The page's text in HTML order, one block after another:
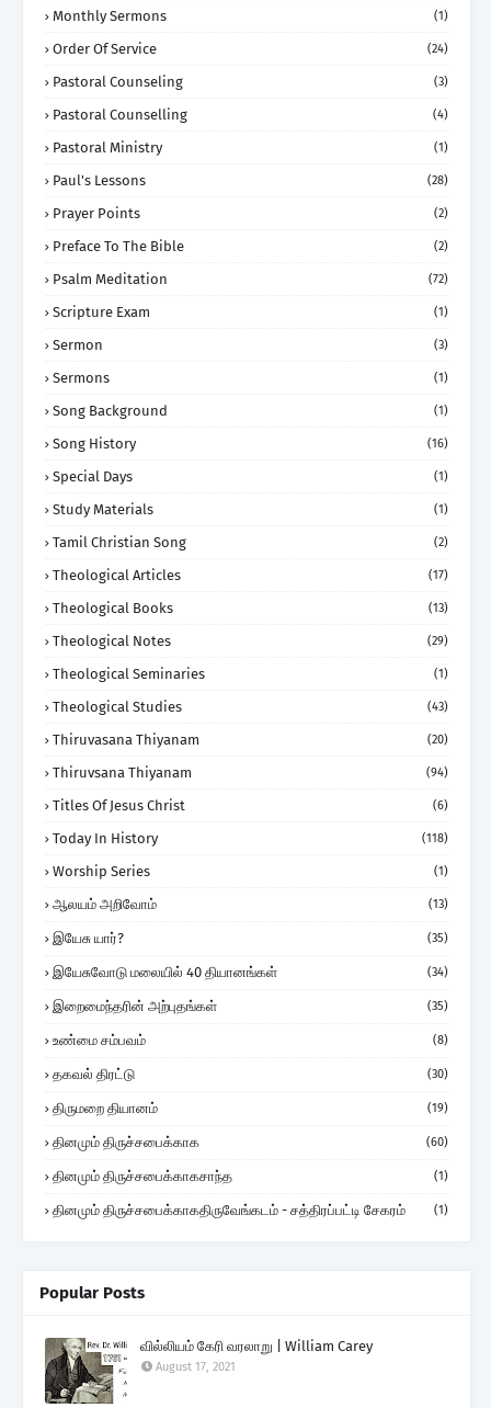
Monthly Sermons (1)
Order Of Service (24)
Pastoral Counseling (3)
Pastoral Counselling (4)
Pastoral Ministry (1)
Paul's Lessons (28)
Prayer Points (2)
Preface To The Bible (2)
Psalm Meditation (72)
Scripture Exam (1)
Sermon (3)
Sermons (1)
Song Background (1)
Song History (16)
Special Days (1)
Study Materials (1)
Tamil Christian Song (2)
Theological Articles (17)
Theological Books (13)
Theological Notes (29)
Theological Seminaries (1)
Theological Studies (43)
Thiruvasana Thiyanam (20)
Thiruvsana Thiyanam (94)
Titles Of Jesus Christ (6)
Today In History (118)
Worship Series (1)
ஆலயம் அறிவோம் (13)
இயேசு யார்? (35)
இயேசுவோடு மலையில் 40 தியானங்கள் (34)
இறைமைந்தரின் அற்புதங்கள் (35)
உண்மை சம்பவம் (8)
தகவல் திரட்டு (30)
திருமறை தியானம் (19)
தினமும் திருச்சபைக்காக (60)
தினமும் திருச்சபைக்காகசாந்த (1)
தினமும் திருச்சபைக்காகதிருவேங்கடம் - சத்திரப்பட்டி சேகரம் (1)
Popular Posts
வில்லியம் கேரி வரலாறு | William Carey
August 17, 2021